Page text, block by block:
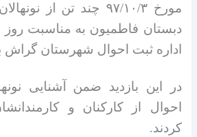
مورخ ۹۷/۱۰/۳ چند تن از
دبستان فاطمیون به مناسبت روز
اداره ثبت احوال شهرستان گراش
در این بازدید ضمن آشنایی
احوال از کارکنان و
کردند.